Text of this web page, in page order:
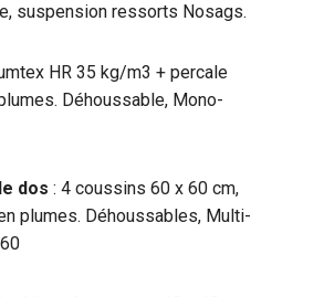
suspension ressorts Nosags.
HR 35 kg/m3 + percale
Déhoussable, Mono-
dos : 4 coussins 60 x 60 cm,
plumes. Déhoussables, Multi-